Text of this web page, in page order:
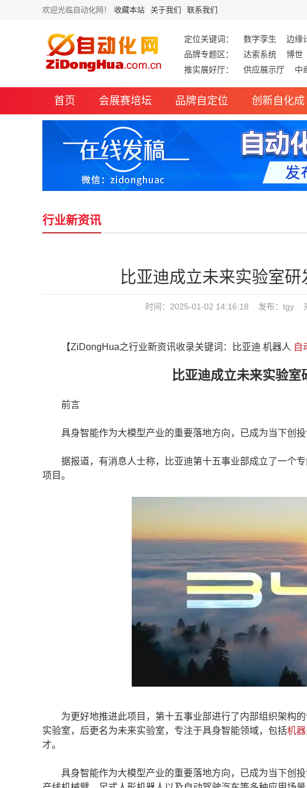
欢迎光临自动化网！ 收藏本站 关于我们 联系我们
定位关键词： 数字孪生 边缘
品牌专题区：
达索系统 博世
推实展好厅：
供应展示厅 中
首页 会展赛培坛 品牌自定位 创新自化成
行业新资讯
比亚迪成立未来实验室
时间：2025-01-02 14:16:18 发布：tgy
【ZiDongHua之行业新资讯收录关键词：比亚迪 机器人 自
比亚迪成立未来实验室
前言
具身智能作为大模型产业的重要落地方向，已成为当下创投
据报道，有消息人士称，比亚迪第十五事业部成立了一个专
项目。
为更好地推进此项目，第十五事业部进行了内部组织架构的
实验室，后更名为未来实验室，专注于具身智能领域，包括机器
才。
具身智能作为大模型产业的重要落地方向，已成为当下创投